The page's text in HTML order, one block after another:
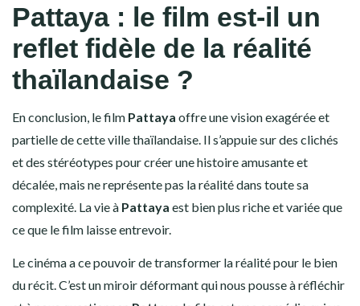
Pattaya : le film est-il un
reflet fidèle de la réalité
thaïlandaise ?
En conclusion, le film Pattaya offre une vision exagérée et
partielle de cette ville thaïlandaise. Il s’appuie sur des clichés
et des stéréotypes pour créer une histoire amusante et
décalée, mais ne représente pas la réalité dans toute sa
complexité. La vie à Pattaya est bien plus riche et variée que
ce que le film laisse entrevoir.
Le cinéma a ce pouvoir de transformer la réalité pour le bien
du récit. C’est un miroir déformant qui nous pousse à réfléchir